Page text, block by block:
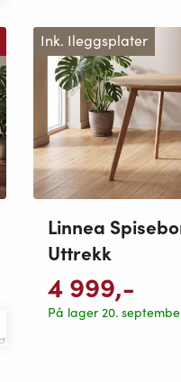
Ink. Ileggsplater
Linnea
Uttrekk
4 999,-
På lager 20.